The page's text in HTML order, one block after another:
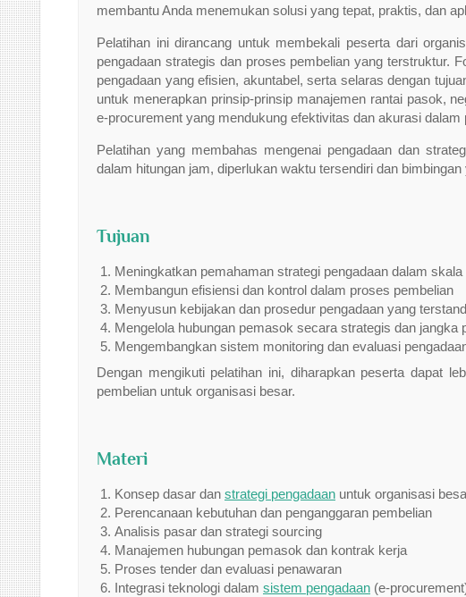
membantu Anda menemukan solusi yang tepat, praktis, dan
Pelatihan ini dirancang untuk membekali peserta dari
pengadaan strategis dan proses pembelian yang terstruktur.
pengadaan yang efisien, akuntabel, serta selaras dengan
untuk menerapkan prinsip-prinsip manajemen rantai pasok,
e-procurement yang mendukung efektivitas dan akurasi dalam
Pelatihan yang membahas mengenai pengadaan dan
dalam hitungan jam, diperlukan waktu tersendiri dan bimbingan
Tujuan
Meningkatkan pemahaman strategi pengadaan dalam skala
Membangun efisiensi dan kontrol dalam proses pembelian
Menyusun kebijakan dan prosedur pengadaan yang
Mengelola hubungan pemasok secara strategis dan jangka
Mengembangkan sistem monitoring dan evaluasi
Dengan mengikuti pelatihan ini, diharapkan peserta dapat
pembelian untuk organisasi besar.
Materi
Konsep dasar dan strategi pengadaan untuk organisasi
Perencanaan kebutuhan dan penganggaran pembelian
Analisis pasar dan strategi sourcing
Manajemen hubungan pemasok dan kontrak kerja
Proses tender dan evaluasi penawaran
Integrasi teknologi dalam sistem pengadaan (e-